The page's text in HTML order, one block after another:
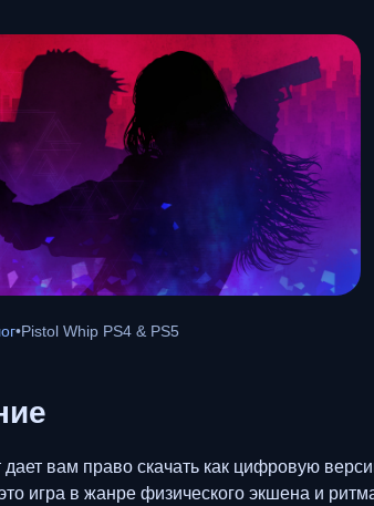
•Pistol Whip PS4 & PS5
дает вам право скачать как цифровую
игра в жанре физического экшена и